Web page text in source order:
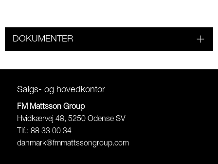
DOKUMENTER
Salgs- og hovedkontor
FM Mattsson Group
Hvidkærvej 48, 5250 Odense SV
Tlf.: 88 33 00 34
danmark@fmmattssongroup.com